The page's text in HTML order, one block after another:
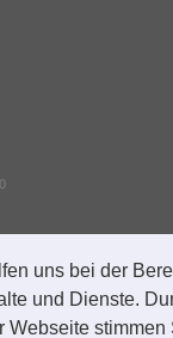
uns bei der
und Dienste.
Webseite stimmen
• Lusch und
|Datenschutz